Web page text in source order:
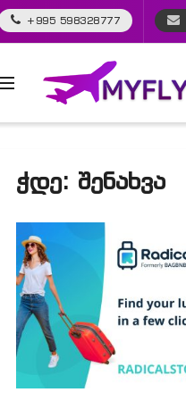
+995 598328777
ჭდე: შენახვა